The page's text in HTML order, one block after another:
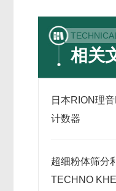
相关
日本RION理
计数器
超细粉体筛分
TECHNO